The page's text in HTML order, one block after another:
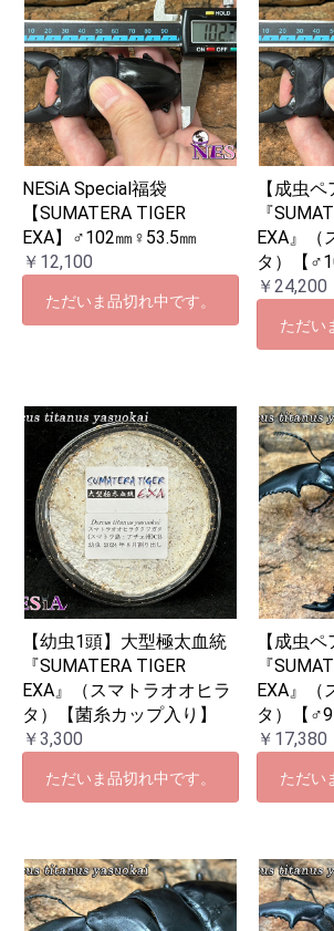
NESiA Special福袋
【SUMATERA TIGER
EXA】♂102㎜♀53.5㎜
￥12,100
ただいま品切れ中です。
【成虫
『
EXA』（
タ）【
￥24,200
ただい
【幼虫1頭】大型極太血統
『SUMATERA TIGER
EXA』（スマトラオオヒラ
タ）【菌糸カップ入り】
￥3,300
ただいま品切れ中です。
【成虫
『
EXA』（
タ）【
￥17,380
ただい